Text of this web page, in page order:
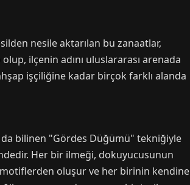
nesile aktarılan bu zanaatlar,
ilçenin adını uluslararası arenada
işçiliğine kadar birçok farklı alanda
bilinen "Gördes Düğümü" tekniğiyle
Her bir ilmeği, dokuyucusunun
motiflerden oluşur ve her birinin kendine